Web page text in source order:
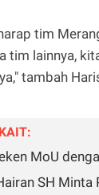
tim
tim lainnya,
tambah
MoU
SH